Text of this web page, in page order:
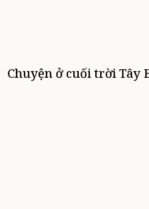
Chuyện ở cuối trời Tây